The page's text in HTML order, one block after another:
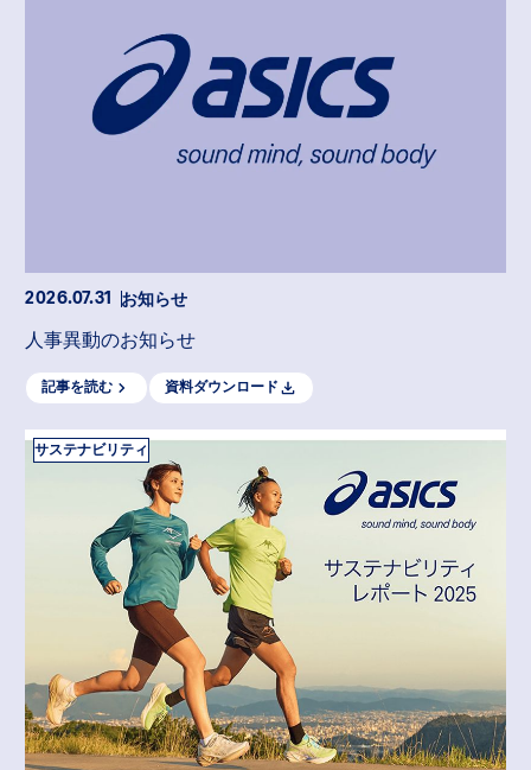
2026.07.31 お知らせ
人事異動のお知らせ
記事を読む 資料ダウンロード
サステナビリティ